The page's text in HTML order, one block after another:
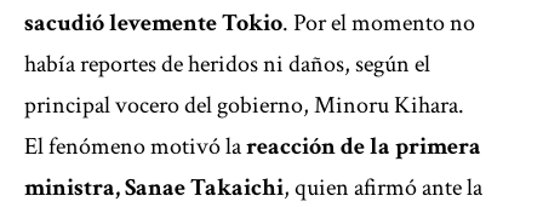
sacudió levemente Tokio. Por el momento no
había reportes de heridos ni daños, según el
principal vocero del gobierno, Minoru Kihara.
El fenómeno motivó lareacción de la primera
ministra, Sanae Takaichi, quien afirmó ante la